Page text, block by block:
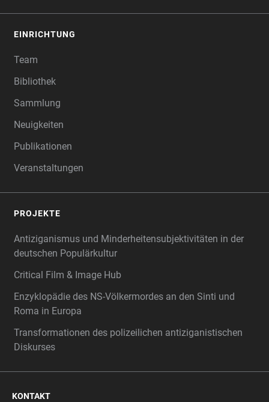
EINRICHTUNG
Team
Bibliothek
Sammlung
Neuigkeiten
Publikationen
Veranstaltungen
PROJEKTE
Antiziganismus und Minderheitensubjektivitäten in der
deutschen Populärkultur
Critical Film & Image Hub
Enzyklopädie des NS-Völkermordes an den Sinti und
Roma in Europa
Transformationen des polizeilichen antiziganistischen
Diskurses
KONTAKT